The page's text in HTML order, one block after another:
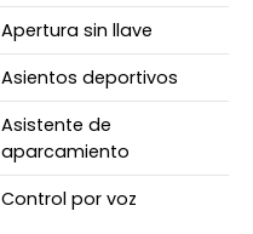
Apertura sin llave
Asientos deportivos
Asistente de
aparcamiento
Control por voz